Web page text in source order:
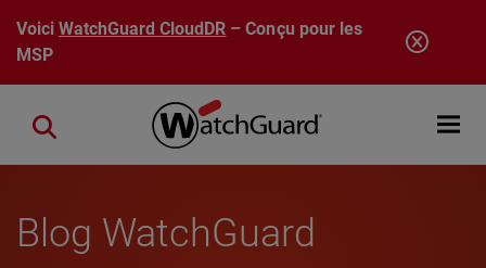
Aller au contenu principal
VoiciWatchGuard CloudDR – Conçu pour les
MSP
Open
Close search
Blog WatchGuard